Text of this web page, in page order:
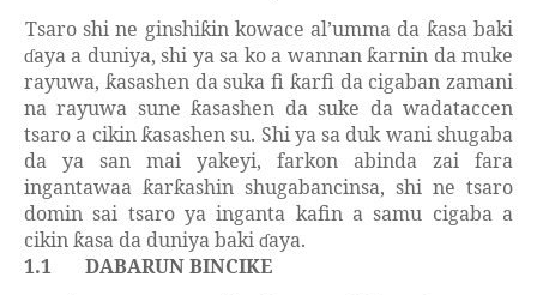
Tsaro shi ne ginshiƙin kowace al’umma da ƙasa baki
ɗaya a duniya, shi ya sa ko a wannanƙarnin da muke
rayuwa, ƙasashen da suka fi ƙarfi da cigaban zamani
na rayuwa suneƙasashen da suke da wadataccen
tsaro a cikin ƙasashen su. Shi ya sa duk wani shugaba
da ya san mai yakeyi, farkon abinda zai fara
ingantawaa ƙarƙashin shugabancinsa, shi ne tsaro
domin sai tsaro ya inganta kafin a samu cigaba a
cikin ƙasa da duniya baki ɗaya.
1.1
DABARUN BINCIKE